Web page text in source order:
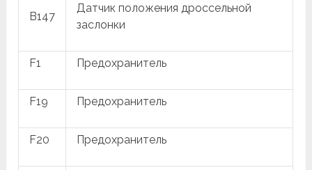
B147
Датчик положения дроссельной
заслонки
F1 Предохранитель
F19 Предохранитель
F20 Предохранитель